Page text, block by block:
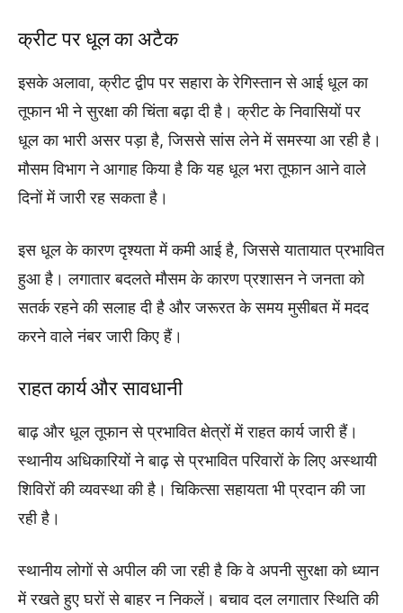
क्रीट पर धूल का अटैक
इसके अलावा, क्रीट द्वीप पर सहारा के रेगिस्तान से आई धूल का
तूफान भी ने सुरक्षा की चिंता बढ़ा दी है। क्रीट के निवासियों पर
धूल का भारी असर पड़ा है, जिससे सांस लेने में समस्या आ रही है।
मौसम विभाग ने आगाह किया है कि यह धूल भरा तूफान आने वाले
दिनों में जारी रह सकता है।
इस धूल के कारण दृश्यता में कमी आई है, जिससे यातायात प्रभावित
हुआ है। लगातार बदलते मौसम के कारण प्रशासन ने जनता को
सतर्क रहने की सलाह दी है और जरूरत के समय मुसीबत में मदद
करने वाले नंबर जारी किए हैं।
राहत कार्य और सावधानी
बाढ़ और धूल तूफान से प्रभावित क्षेत्रों में राहत कार्य जारी हैं।
स्थानीय अधिकारियों ने बाढ़ से प्रभावित परिवारों के लिए अस्थायी
शिविरों की व्यवस्था की है। चिकित्सा सहायता भी प्रदान की जा
रही है।
स्थानीय लोगों से अपील की जा रही है कि वे अपनी सुरक्षा को ध्यान
में रखते हुए घरों से बाहर न निकलें। बचाव दल लगातार स्थिति की